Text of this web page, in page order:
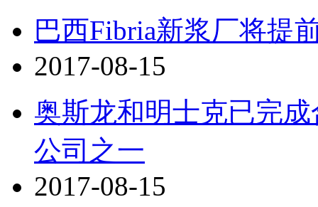
巴西Fibria新浆厂将提
2017-08-15
奥斯龙和明士克已完
公司之一
2017-08-15